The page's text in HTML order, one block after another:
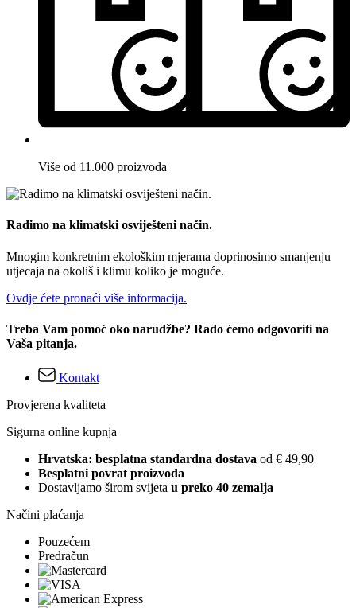
Više od 11.000 proizvoda
Radimo na klimatski osviješteni način.
Mnogim konkretnim ekološkim mjerama doprinosimo smanjenju
utjecaja na okoliš i klimu koliko je moguće.
Ovdje ćete pronaći više informacija.
Treba Vam pomoć oko narudžbe? Rado ćemo odgovoriti na
Vaša pitanja.
Kontakt
Provjerena kvaliteta
Sigurna online kupnja
Hrvatska: besplatna standardna dostava od € 49,90
Besplatni povrat proizvoda
Dostavljamo širom svijeta u preko 40 zemalja
Načini plaćanja
Pouzećem
Predračun